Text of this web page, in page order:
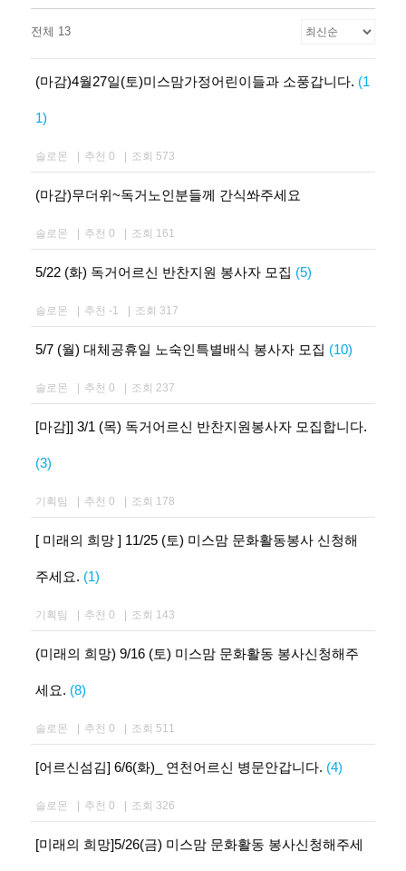
전체 13
(마감)4월27일(토)미스맘가정어린이들과 소풍갑니다. (1
1)
솔로몬 추천 0 조회 573
(마감)무더위~독거노인분들께 간식쏴주세요
솔로몬 추천 0 조회 161
5/22 (화) 독거어르신 반찬지원 봉사자 모집 (5)
솔로몬 추천 -1 조회 317
5/7 (월) 대체공휴일 노숙인특별배식 봉사자 모집 (10)
솔로몬 추천 0 조회 237
[마감]] 3/1 (목) 독거어르신 반찬지원봉사자 모집합니다.
(3)
기획팀 추천 0 조회 178
[ 미래의 희망 ] 11/25 (토) 미스맘 문화활동봉사 신청해
주세요. (1)
기획팀 추천 0 조회 143
(미래의 희망) 9/16 (토) 미스맘 문화활동 봉사신청해주
세요. (8)
솔로몬 추천 0 조회 511
[어르신섬김] 6/6(화)_ 연천어르신 병문안갑니다. (4)
솔로몬 추천 0 조회 326
[미래의 희망]5/26(금) 미스맘 문화활동 봉사신청해주세